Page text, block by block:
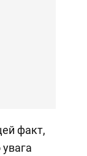
факт,
увага